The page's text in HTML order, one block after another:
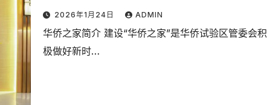
2026年1月24日 ADMIN
华侨之家简介 建设“华侨之家”是华侨试验区管委会积
极做好新时…